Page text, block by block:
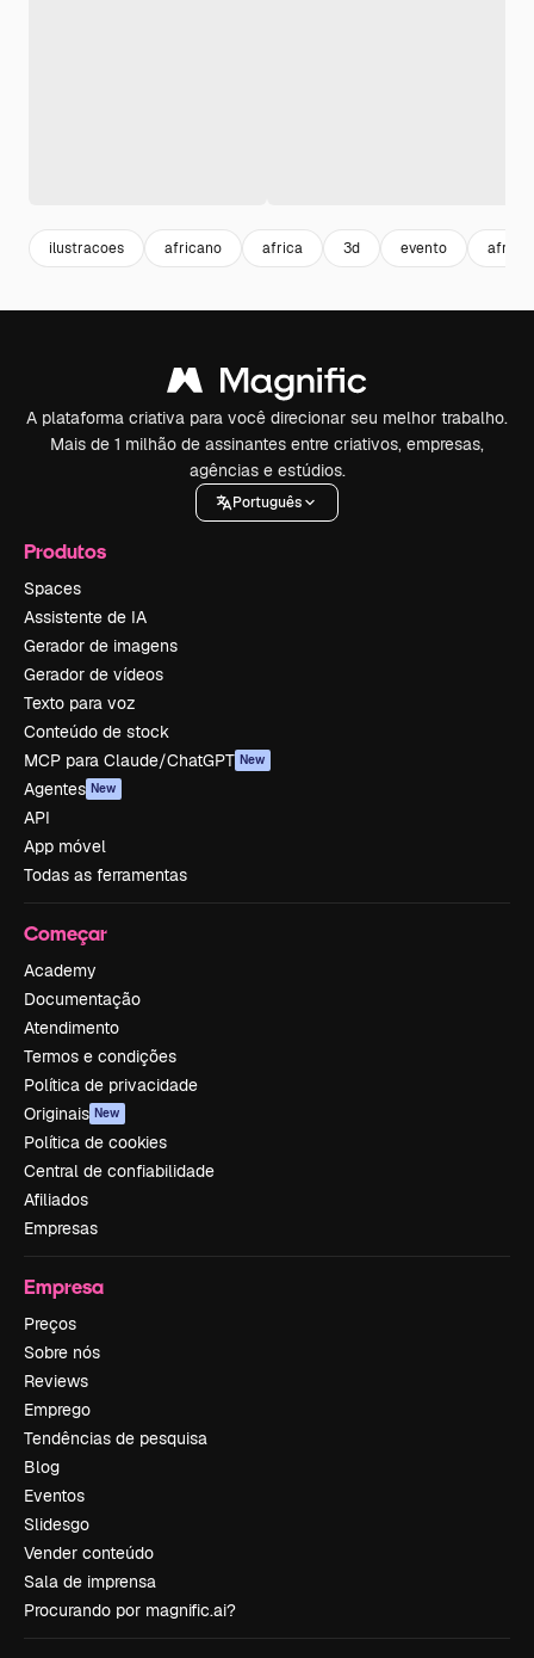
ilustracoes africano africa 3d evento
A plataforma criativa para você direcionar seu melhor trabalho.
Mais de 1 milhão de assinantes entre criativos, empresas,
agências e estúdios.
Português
Produtos
Spaces
Assistente de IA
Gerador de imagens
Gerador de vídeos
Texto para voz
Conteúdo de stock
MCP para Claude/ChatGPT New
Agentes New
API
App móvel
Todas as ferramentas
Começar
Academy
Documentação
Atendimento
Termos e condições
Política de privacidade
Originais New
Política de cookies
Central de confiabilidade
Afiliados
Empresas
Empresa
Preços
Sobre nós
Reviews
Emprego
Tendências de pesquisa
Blog
Eventos
Slidesgo
Vender conteúdo
Sala de imprensa
Procurando por magnific.ai?